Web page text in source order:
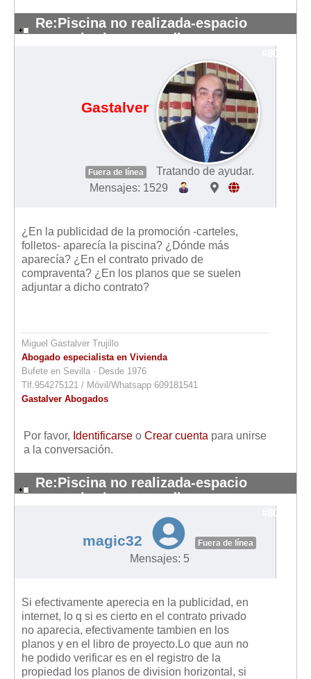
Re:Piscina no realizada-espacio
comunitarios re-vendi
#8056
Gastalver
Fuera de línea
Tratando de ayudar.
Mensajes: 1529
¿En la publicidad de la promoción -carteles,
folletos- aparecía la piscina? ¿Dónde más
aparecía? ¿En el contrato privado de
compraventa? ¿En los planos que se suelen
adjuntar a dicho contrato?
Miguel Gastalver Trujillo
Abogado especialista en Vivienda
Bufete en Sevilla · Desde 1976
Tlf.954275121 / Móvil/Whatsapp 609181541
Gastalver Abogados
Por favor, Identificarse o Crear cuenta para unirse
a la conversación.
Re:Piscina no realizada-espacio
comunitarios re-vendi
#8057
magic32 Fuera de línea
Mensajes: 5
Si efectivamente aperecia en la publicidad, en
internet, lo q si es cierto en el contrato privado
no aparecia, efectivamente tambien en los
planos y en el libro de proyecto.Lo que aun no
he podido verificar es en el registro de la
propiedad los planos de division horizontal, si